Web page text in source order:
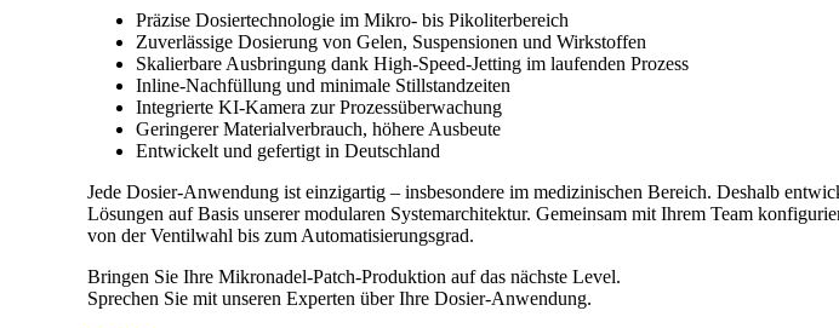
Präzise Dosiertechnologie im Mikro- bis Pikoliterbereich
Zuverlässige Dosierung von Gelen, Suspensionen und Wirkstoffen
Skalierbare Ausbringung dank High-Speed-Jetting im laufenden Prozess
Inline-Nachfüllung und minimale Stillstandzeiten
Integrierte KI-Kamera zur Prozessüberwachung
Geringerer Materialverbrauch, höhere Ausbeute
Entwickelt und gefertigt in Deutschland
Jede Dosier-Anwendung ist einzigartig – insbesondere im medizinischen Bereich. Deshalb
Lösungen auf Basis unserer modularen Systemarchitektur. Gemeinsam mit Ihrem Team
von der Ventilwahl bis zum Automatisierungsgrad.
Bringen Sie Ihre Mikronadel-Patch-Produktion auf das nächste Level.
Sprechen Sie mit unseren Experten über Ihre Dosier-Anwendung.